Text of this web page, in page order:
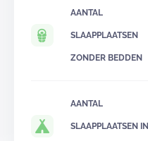
AANTAL
SLAAPPLAATSEN
ZONDER BEDDEN
AANTAL
SLAAPPLAATSEN IN